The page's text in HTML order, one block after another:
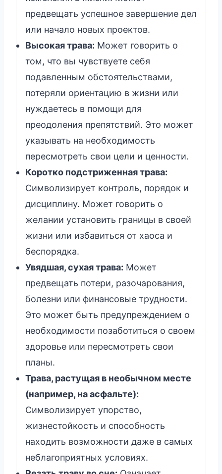
предвещать успешное завершение дел
или начало новых проектов.
Высокая трава: Может говорить о
том, что вы чувствуете себя
подавленным обстоятельствами,
потеряли ориентацию в жизни или
нуждаетесь в помощи для
преодоления препятствий. Это может
указывать на необходимость
пересмотреть свои цели и ценности.
Коротко подстриженная трава:
Символизирует контроль, порядок и
дисциплину. Может говорить о
желании установить границы в своей
жизни или избавиться от хаоса и
беспорядка.
Увядшая, сухая трава: Может
предвещать потери, разочарования,
болезни или финансовые трудности.
Это может быть предупреждением о
необходимости позаботиться о своем
здоровье или пересмотреть свои
планы.
Трава, растущая в необычном месте
(например, на асфальте):
Символизирует упорство,
жизнестойкость и способность
находить возможности даже в самых
неблагоприятных условиях.